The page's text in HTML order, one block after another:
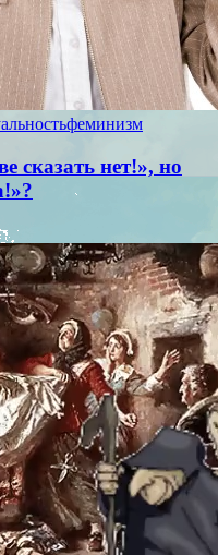
феминизм
сказать нет!», но